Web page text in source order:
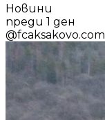
Новини
преди 1 ден
@fcaksakovo.com